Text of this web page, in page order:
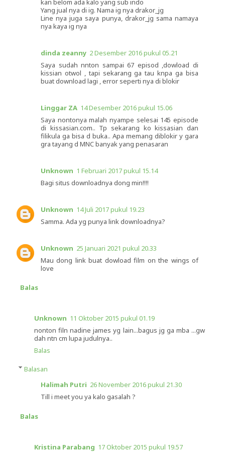
Yang jual nya di ig. Nama ig nya drakor_jg
Line nya juga saya punya, drakor_jg sama namaya
nya kaya ig nya
dinda zeanny 2 Desember 2016 pukul 05.21
Saya sudah nnton sampai 67 episod ,dowload di
kissian otwol , tapi sekarang ga tau knpa ga bisa
buat download lagi , error seperti nya di blokir
Linggar ZA 14 Desember 2016 pukul 15.06
Saya nontonya malah nyampe selesai 145 episode
di kissasian.com.. Tp sekarang ko kissasian dan
filikula ga bisa d buka.. Apa memang diblokir y gara
gra tayang d MNC banyak yang penasaran
Unknown 1 Februari 2017 pukul 15.14
Bagi situs downloadnya dong min!!!!
Unknown 14 Juli 2017 pukul 19.23
Samma. Ada yg punya link downloadnya?
Unknown 25 Januari 2021 pukul 20.33
Mau dong link buat dowload film on the wings of
love
Balas
Unknown 11 Oktober 2015 pukul 01.19
nonton filn nadine james yg lain...bagus jg ga mba ...gw
dah ntn cm lupa judulnya..
Balas
Balasan
Halimah Putri 26 November 2016 pukul 21.30
Till i meet you ya kalo gasalah ?
Balas
Kristina Parabang 17 Oktober 2015 pukul 19.57